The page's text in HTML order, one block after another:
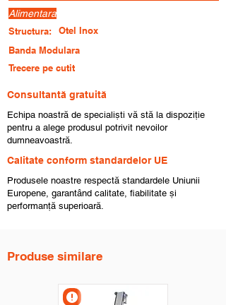
Alimentara
Structura:
Otel Inox
Banda Modulara
Trecere pe cutit
Consultantă gratuită
Echipa noastră de specialiști vă stă la dispoziție
pentru a alege produsul potrivit nevoilor
dumneavoastră.
Calitate conform standardelor UE
Produsele noastre respectă standardele Uniunii
Europene, garantând calitate, fiabilitate și
performanță superioară.
Produse similare